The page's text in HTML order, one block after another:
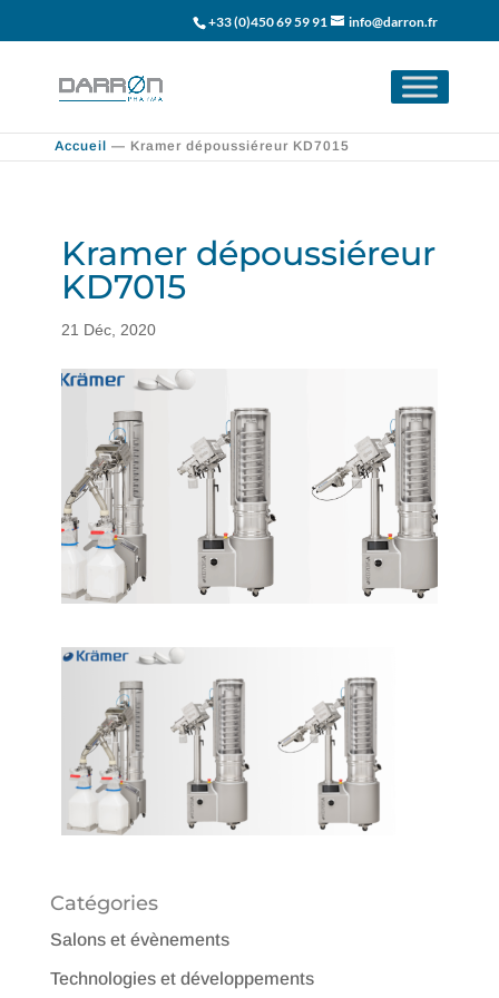
+33 (0)450 69 59 91 info@darron.fr
Accueil — Kramer dépoussiéreur KD7015
Kramer dépoussiéreur
KD7015
21 Déc, 2020
Catégories
Salons et évènements
Technologies et développements